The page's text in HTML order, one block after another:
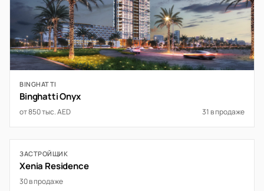
BINGHATTI
Binghatti Onyx
от 850 тыс. AED 31 в продаже
ЗАСТРОЙЩИК
Xenia Residence
30 в продаже